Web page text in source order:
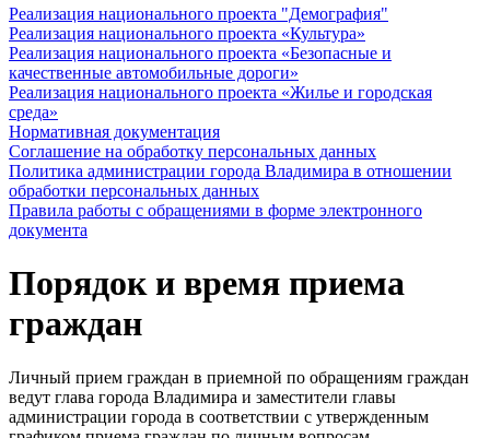
Реализация национального проекта "Демография"
Реализация национального проекта «Культура»
Реализация национального проекта «Безопасные и
качественные автомобильные дороги»
Реализация национального проекта «Жилье и городская
среда»
Нормативная документация
Соглашение на обработку персональных данных
Политика администрации города Владимира в отношении
обработки персональных данных
Правила работы с обращениями в форме электронного
документа
Порядок и время приема
граждан
Личный прием граждан в приемной по обращениям граждан
ведут глава города Владимира и заместители главы
администрации города в соответствии с утвержденным